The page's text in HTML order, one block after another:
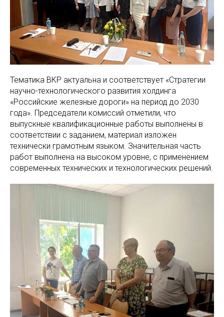
Тематика ВКР актуальна и соответствует «Стратегии
научно-технологического развития холдинга
«Российские железные дороги» на период до 2030
года». Председатели комиссий отметили, что
выпускные квалификационные работы выполнены в
соответствии с заданием, материал изложен
технически грамотным языком. Значительная часть
работ выполнена на высоком уровне, с применением
современных технических и технологических решений.